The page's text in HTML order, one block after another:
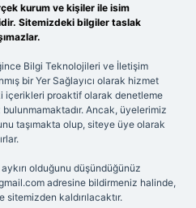
kurum ve kişiler ile isim
Sitemizdeki bilgiler taslak
Bilgi Teknolojileri ve İletişim
bir Yer Sağlayıcı olarak hizmet
içerikleri proaktif olarak denetleme
Ancak, üyelerimiz
taşımakta olup, siteye üye olarak
olduğunu düşündüğünüz
adresine bildirmeniz halinde,
kaldırılacaktır.